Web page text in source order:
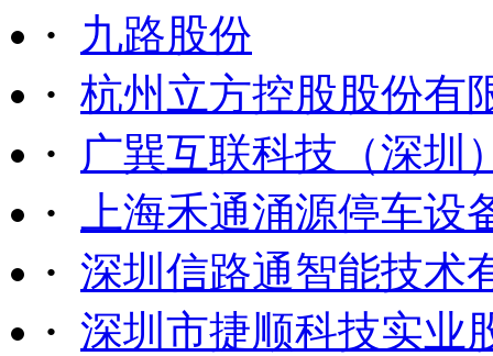
·
九路股份
· 杭州立方控股股份有
·
广巽互联科技（深圳
·
上海禾通涌源停车设
· 深圳信路通智能技术
· 深圳市捷顺科技实业